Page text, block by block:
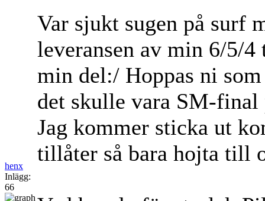
henx
Inlägg:
66
Var sjukt sugen på surf
leveransen av min 6/5/
min del:/ Hoppas ni
det skulle vara SM-
Jag kommer sticka ut
tillåter så bara hojta till